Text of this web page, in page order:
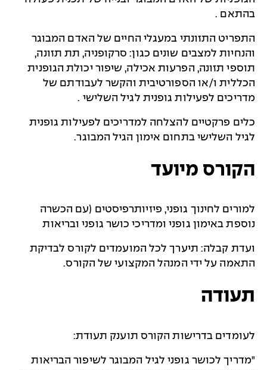
בהתאם .
התפריט התזונתי במעגלי החיים של האדם המבוגר
והנחיות למצבים שונים כגון: סרקופניה, תת תזונה,
תוספי תזונה, הפרעות אכילה, שיפור יכולת הגופנית
הכללית ו/או הספורטיבית והקשר לעבודתם של
מדריכים לפעילות גופנית לגיל השלישי .
כלים פרקטיים להצלחה למדריכים לפעילות גופנית
לגיל השלישי בתחום אימון הגיל המבוגר.
הקורס מיועד
למורים לחינוך גופני, פיזיותרפיסטים (עם הכשרה
נוספת באימון גופני ומדריכי כושר גופני ובריאות
ועדת קבלה: תיערך לכל המועמדים לקורס לבדיקת
התאמה על ידי המנהל המקצועי של הקורס.
תעודה
לעומדים בדרישות הקורס תוענק תעודת:
"מדריך לכושר גופני לגיל המבוגר לשיפור הבריאות